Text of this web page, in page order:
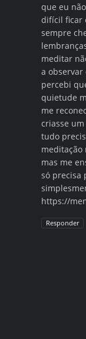
que eu
difícil ficar
sempre
meditar
a observar
percebi
quietude
me
criasse
tudo
meditação
mas me
só precisa
https://
Responder